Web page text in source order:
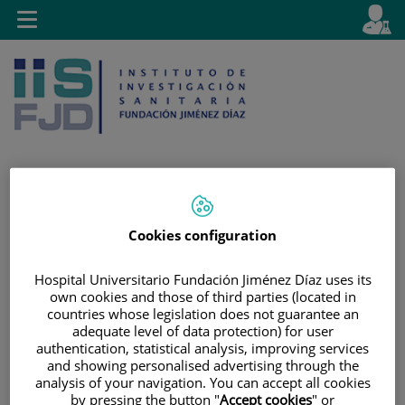
Saltar al contenido
activo
es
Toggle
navigation
Cookies configuration
Hospital Universitario Fundación Jiménez Díaz uses its
own cookies and those of third parties (located in
countries whose legislation does not guarantee an
adequate level of data protection) for user
authentication, statistical analysis, improving services
and showing personalised advertising through the
analysis of your navigation. You can accept all cookies
by pressing the button "Accept cookies" or